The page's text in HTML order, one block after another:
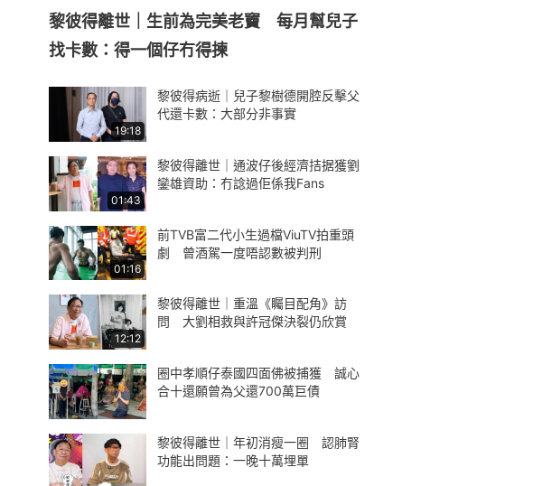
黎彼得離世｜生前為完美老竇 每月幫兒子
找卡數：得一個仔冇得揀
19:18
黎彼得病逝｜兒子黎樹德開腔反擊父
代還卡數：大部分非事實
01:43
黎彼得離世｜通波仔後經濟拮据獲劉
鑾雄資助：冇諗過佢係我Fans
01:16
前TVB富二代小生過檔ViuTV拍重頭
劇 曾酒駕一度唔認數被判刑
12:12
黎彼得離世｜重溫《矚目配角》訪
問 大劉相救與許冠傑決裂仍欣賞
圈中孝順仔泰國四面佛被捕獲 誠心
合十還願曾為父還700萬巨債
黎彼得離世｜年初消瘦一圈 認肺腎
功能出問題：一晚十萬埋單